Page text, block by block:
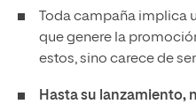
Toda campaña implica
que genere la
estos, sino carece de
Hasta su lanzamiento,